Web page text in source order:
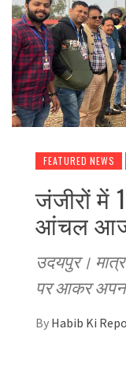
FEATURED NEWS
जंजीरों में
आंचल आज
उदयपुर।
पर आकर
By Habib Ki